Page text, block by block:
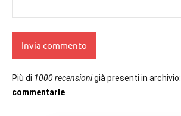
Più di 1000 recensionigià presenti in archivio:
commentarle